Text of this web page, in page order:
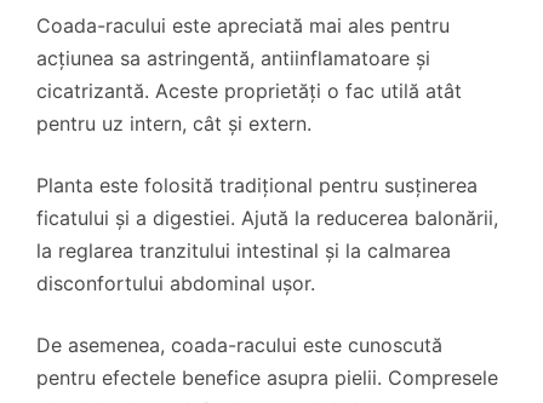
Coada-racului este apreciată mai ales pentru
acțiunea sa astringentă, antiinflamatoare și
cicatrizantă. Aceste proprietăți o fac utilă atât
pentru uz intern, cât și extern.
Planta este folosită tradițional pentru susținerea
ficatului și a digestiei. Ajută la reducerea balonării,
la reglarea tranzitului intestinal și la calmarea
disconfortului abdominal ușor.
De asemenea, coada-racului este cunoscută
pentru efectele benefice asupra pielii. Compresele